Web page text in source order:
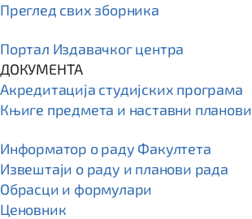
Преглед свих зборника
Портал Издавачког центра
ДОКУМЕНТА
Акредитација студијских програма
Књиге предмета и наставни планови
Информатор о раду Факултета
Извештаји о раду и планови рада
Обрасци и формулари
Ценовник